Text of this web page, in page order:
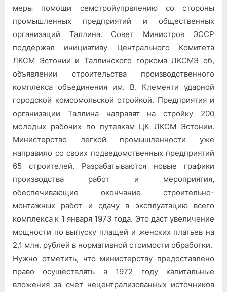
меры помощи семстройупрвлению со стороны
промышленных предприятий и общественных
организаций Таллина. Совет Министров ЭССР
поддержал инициативу Центрального Комитета
ЛКСМ Эстонии и Таллинского горкома ЛКСМЭ об,
объявлении строительства производственного
комплекса объединения им. В. Клементи ударной
городской комсомольской стройкой. Предприятия и
организации Таллина направят на стройку 200
молодых рабочих по путевкам ЦК ЛКСМ Эстонии.
Министерство легкой промышленности уже
направило со своих подведомственных предприятий
65 строителей. Разрабатываются новые графики
производства работ и мероприятия,
обеспечивающие окончание строительно-
монтажных работ и сдачу в эксплуатацию всего
комплекса к 1 января 1973 года. Это даст увеличение
мощности по выпуску плащей и женских платьев на
2,1 млн. рублей в нормативной стоимости обработки.
Нужно отметить, что министерству предоставлено
право осуществлять а 1972 году капитальные
вложения за счет нецентрализованных источников